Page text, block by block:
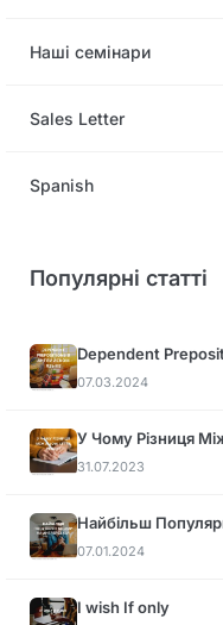
Наші семінари
Sales Letter
Spanish
Популярні статті
Dependent
07.03.2024
У Чому Різниця
31.07.2023
Найбільш
07.01.2024
I wish If only